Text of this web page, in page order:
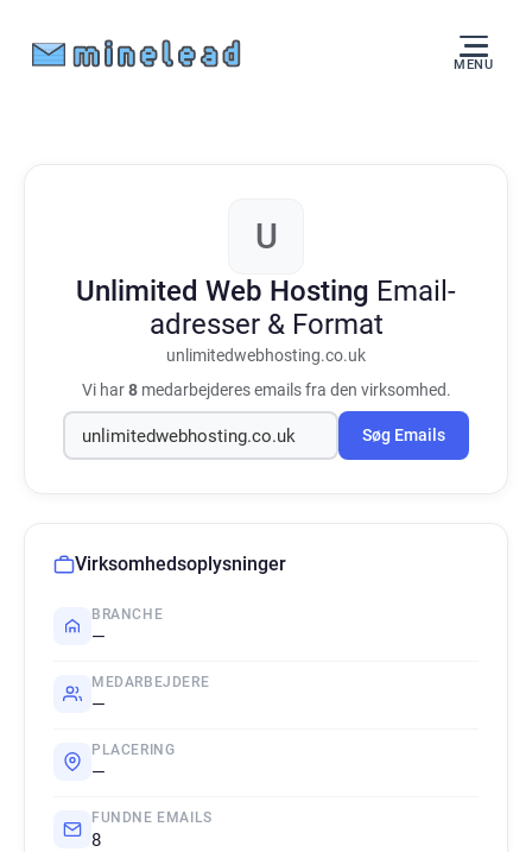
MENU
U
Unlimited Web Hosting Email-
adresser & Format
unlimitedwebhosting.co.uk
Vi har8medarbejderes emails fra den virksomhed.
Søg Emails
Virksomhedsoplysninger
BRANCHE
—
MEDARBEJDERE
—
PLACERING
—
FUNDNE EMAILS
8